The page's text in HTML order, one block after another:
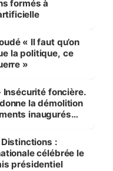
formés à
« Il faut qu’on
la politique, ce
»
Insécurité foncière.
la démolition
inaugurés
:
célébrée le
présidentiel